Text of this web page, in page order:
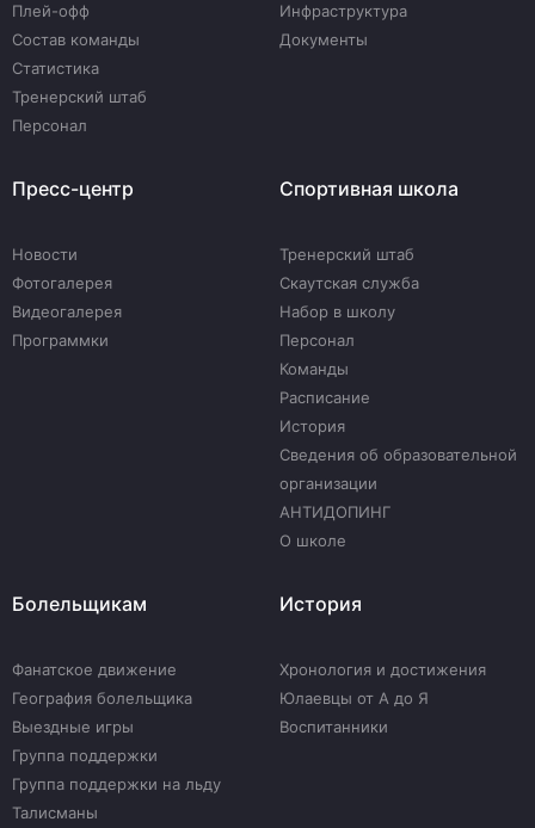
Плей-офф
Состав команды
Статистика
Тренерский штаб
Персонал
Инфраструктура
Документы
Пресс-центр
Новости
Фотогалерея
Видеогалерея
Программки
Спортивная школа
Тренерский штаб
Скаутская служба
Набор в школу
Персонал
Команды
Расписание
История
Сведения об образовательной
организации
АНТИДОПИНГ
О школе
Болельщикам
Фанатское движение
География болельщика
Выездные игры
Группа поддержки
Группа поддержки на льду
Талисманы
История
Хронология и достижения
Юлаевцы от А до Я
Воспитанники